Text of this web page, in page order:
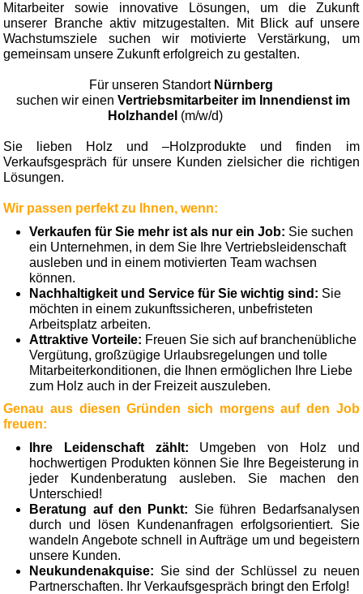
Mitarbeiter sowie innovative Lösungen, um die Zukunft
unserer Branche aktiv mitzugestalten. Mit Blick auf unsere
Wachstumsziele suchen wir motivierte Verstärkung, um
gemeinsam unsere Zukunft erfolgreich zu gestalten.
Für unseren Standort Nürnberg
suchen wir einen Vertriebsmitarbeiter im Innendienst im
Holzhandel (m/w/d)
Sie lieben Holz und –Holzprodukte und finden im
Verkaufsgespräch für unsere Kunden zielsicher die richtigen
Lösungen.
Wir passen perfekt zu Ihnen, wenn:
Verkaufen für Sie mehr ist als nur ein Job: Sie suchen
ein Unternehmen, in dem Sie Ihre Vertriebsleidenschaft
ausleben und in einem motivierten Team wachsen
können.
Nachhaltigkeit und Service für Sie wichtig sind: Sie
möchten in einem zukunftssicheren, unbefristeten
Arbeitsplatz arbeiten.
Attraktive Vorteile: Freuen Sie sich auf branchenübliche
Vergütung, großzügige Urlaubsregelungen und tolle
Mitarbeiterkonditionen, die Ihnen ermöglichen Ihre Liebe
zum Holz auch in der Freizeit auszuleben.
Genau aus diesen Gründen sich morgens auf den Job
freuen:
Ihre Leidenschaft zählt: Umgeben von Holz und
hochwertigen Produkten können Sie Ihre Begeisterung in
jeder Kundenberatung ausleben. Sie machen den
Unterschied!
Beratung auf den Punkt: Sie führen Bedarfsanalysen
durch und lösen Kundenanfragen erfolgsorientiert. Sie
wandeln Angebote schnell in Aufträge um und begeistern
unsere Kunden.
Neukundenakquise: Sie sind der Schlüssel zu neuen
Partnerschaften. Ihr Verkaufsgespräch bringt den Erfolg!